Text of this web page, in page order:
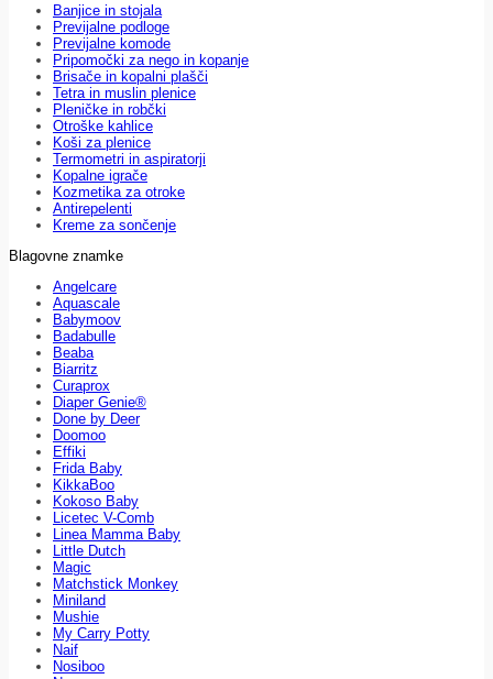
Banjice in stojala
Previjalne podloge
Previjalne komode
Pripomočki za nego in kopanje
Brisače in kopalni plašči
Tetra in muslin plenice
Pleničke in robčki
Otroške kahlice
Koši za plenice
Termometri in aspiratorji
Kopalne igrače
Kozmetika za otroke
Antirepelenti
Kreme za sončenje
Blagovne znamke
Angelcare
Aquascale
Babymoov
Badabulle
Beaba
Biarritz
Curaprox
Diaper Genie®
Done by Deer
Doomoo
Effiki
Frida Baby
KikkaBoo
Kokoso Baby
Licetec V-Comb
Linea Mamma Baby
Little Dutch
Magic
Matchstick Monkey
Miniland
Mushie
My Carry Potty
Naif
Nosiboo